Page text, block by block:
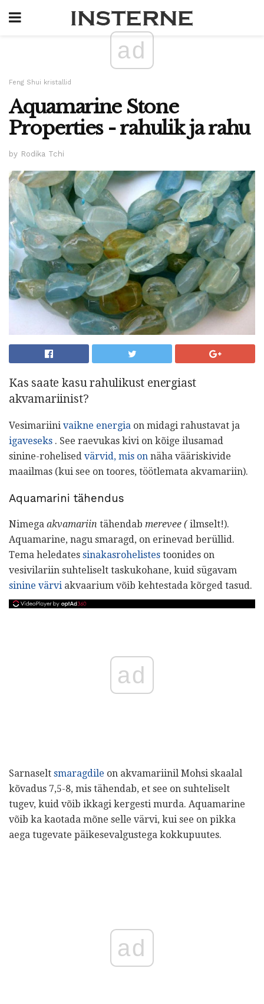
ad
Feng Shui kristallid
Aquamarine Stone
Properties - rahulik ja rahu
by Rodika Tchi
Kas saate kasu rahulikust energiast
akvamariinist?
Vesimariini vaikne energia on midagi rahustavat ja
igaveseks . See raevukas kivi on kõige ilusamad
sinine-rohelised värvid, mis on näha vääriskivide
maailmas (kui see on toores, töötlemata akvamariin).
Aquamarini tähendus
Nimega akvamariin tähendab merevee (ilmselt!).
Aquamarine, nagu smaragd, on erinevad berüllid.
Tema heledates sinakasrohelistes toonides on
vesivilariin suhteliselt taskukohane, kuid sügavam
sinine värvi akvaarium võib kehtestada kõrged tasud.
ad
Sarnaselt smaragdile on akvamariinil Mohsi skaalal
kõvadus 7,5-8, mis tähendab, et see on suhteliselt
tugev, kuid võib ikkagi kergesti murda. Aquamarine
võib ka kaotada mõne selle värvi, kui see on pikka
aega tugevate päikesevalgustega kokkupuutes.
ad